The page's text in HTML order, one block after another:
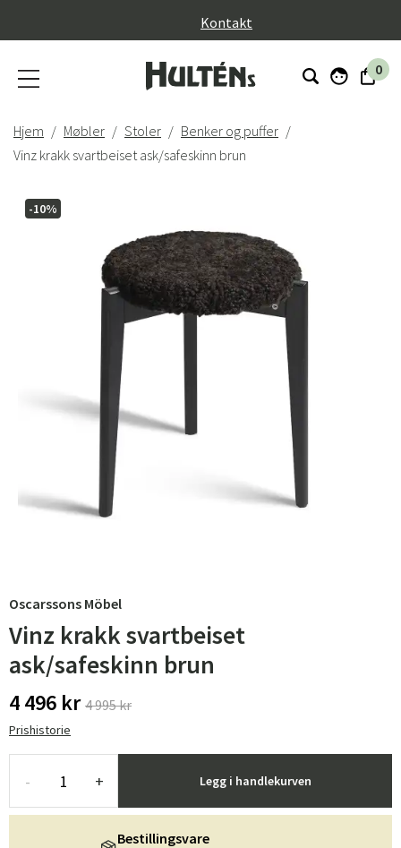
Kontakt
0
Hjem Møbler Stoler
Benker og puffer
Vinz krakk svartbeiset ask/safeskinn brun
-10%
Oscarssons Möbel
Vinz krakk svartbeiset
ask/safeskinn brun
4 496 kr 4 995 kr
Prishistorie
- + Legg i handlekurven
Bestillingsvare